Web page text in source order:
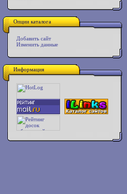
Опции каталога
Добавить сайт
Изменить данные
Информация